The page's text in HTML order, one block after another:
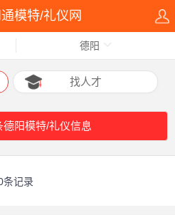
模特/礼仪网
德阳
找人才
德阳模特/礼仪信息
条记录